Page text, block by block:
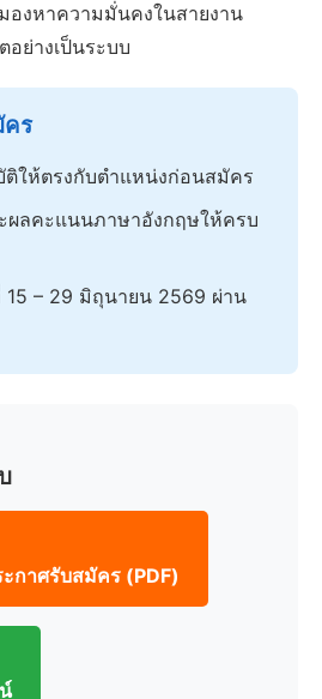
องหาความมั่นคงในสายงาน
อย่างเป็นระบบ
คร
ให้ตรงกับตำแหน่งก่อนสมัคร
ผลคะแนนภาษาอังกฤษให้ครบ
– 29 มิถุนายน 2569 ผ่าน
กาศรับสมัคร (PDF)